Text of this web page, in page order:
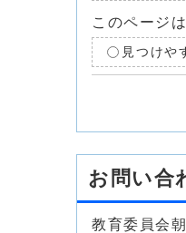
このページ
見つけや
お問い合
教育委員会